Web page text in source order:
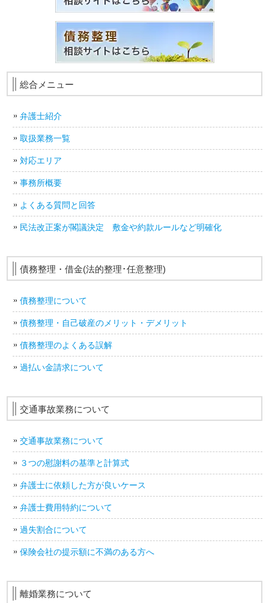
総合メニュー
弁護士紹介
取扱業務一覧
対応エリア
事務所概要
よくある質問と回答
民法改正案が閣議決定 敷金や約款ルールなど明確化
債務整理・借金(法的整理･任意整理)
債務整理について
債務整理・自己破産のメリット・デメリット
債務整理のよくある誤解
過払い金請求について
交通事故業務について
交通事故業務について
３つの慰謝料の基準と計算式
弁護士に依頼した方が良いケース
弁護士費用特約について
過失割合について
保険会社の提示額に不満のある方へ
離婚業務について